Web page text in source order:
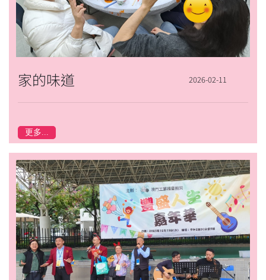
家的味道 2026-02-11
更多...